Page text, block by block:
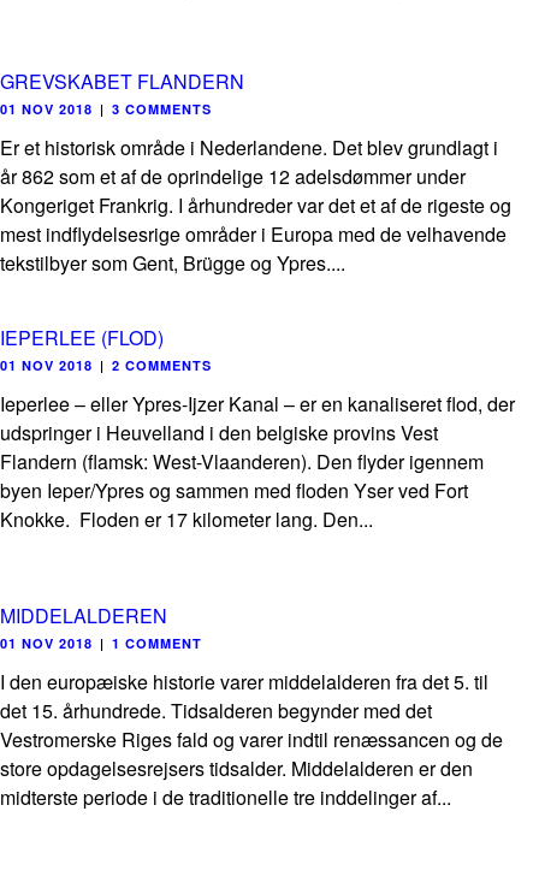
GREVSKABET FLANDERN
01 NOV 2018 | 3 COMMENTS
Er et historisk område i Nederlandene. Det blev grundlagt i
år 862 som et af de oprindelige 12 adelsdømmer under
Kongeriget Frankrig. I århundreder var det et af de rigeste og
mest indflydelsesrige områder i Europa med de velhavende
tekstilbyer som Gent, Brügge og Ypres....
IEPERLEE (FLOD)
01 NOV 2018 | 2 COMMENTS
Ieperlee – eller Ypres-Ijzer Kanal – er en kanaliseret flod, der
udspringer i Heuvelland i den belgiske provins Vest
Flandern (flamsk: West-Vlaanderen). Den flyder igennem
byen Ieper/Ypres og sammen med floden Yser ved Fort
Knokke. Floden er 17 kilometer lang. Den...
MIDDELALDEREN
01 NOV 2018 | 1 COMMENT
I den europæiske historie varer middelalderen fra det 5. til
det 15. århundrede. Tidsalderen begynder med det
Vestromerske Riges fald og varer indtil renæssancen og de
store opdagelsesrejsers tidsalder. Middelalderen er den
midterste periode i de traditionelle tre inddelinger af...